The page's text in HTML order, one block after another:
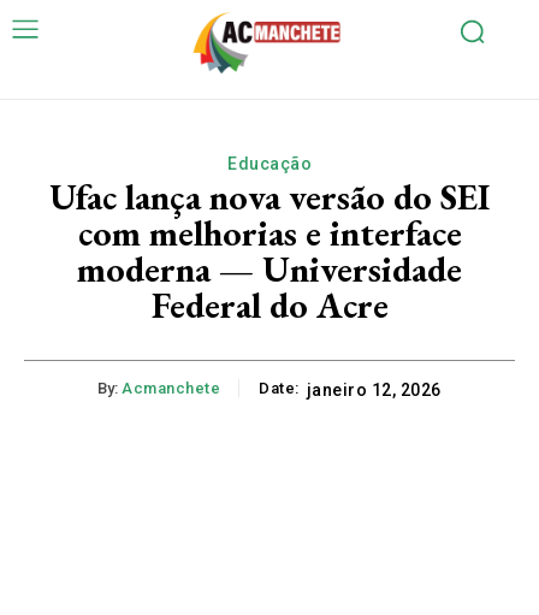
Educação
Ufac lança nova versão do SEI
com melhorias e interface
moderna — Universidade
Federal do Acre
By: Acmanchete Date: janeiro 12, 2026